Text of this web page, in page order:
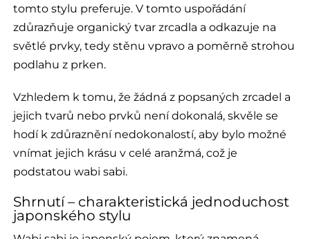
tomto stylu preferuje. V tomto uspořádání
zdůrazňuje organický tvar zrcadla a odkazuje na
světlé prvky, tedy stěnu vpravo a poměrně strohou
podlahu z prken.
Vzhledem k tomu, že žádná z popsaných zrcadel a
jejich tvarů nebo prvků není dokonalá, skvěle se
hodí k zdůraznění nedokonalostí, aby bylo možné
vnímat jejich krásu v celé aranžmá, což je
podstatou wabi sabi.
Shrnutí – charakteristická jednoduchost
japonského stylu